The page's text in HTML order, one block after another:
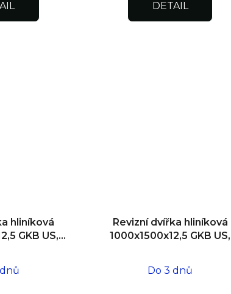
DETAIL
hliníková
GKB US,
Revizní dvířka hliníková
1000x1500x12,5 GKB US,
Do 3 dnů